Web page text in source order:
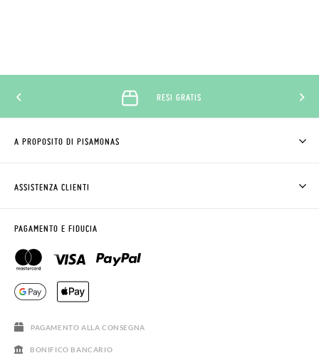
RESI GRATIS
A PROPOSITO DI PISAMONAS
CLUB PISAMONAS
BLOG & NEWS
AVVISO LEGALE, PRIVACY E COOKIES
GUIDA ALLE TAGLIE
ASSISTENZA CLIENTI
RICHIEDERE RESO
CONTATTO
ORARIO PISAMONAS
DOMANDE FREQUENTI
PAGAMENTO E FIDUCIA
PAGAMENTO ALLA CONSEGNA
BONIFICO BANCARIO